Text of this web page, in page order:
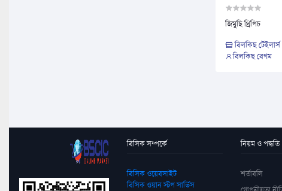
জিমুছি থ্রিপিচ
বিলকিছ
বিলকিছ বেগম
বিসিক সম্পর্কে
বিসিক ওয়েবসাইট
বিসিক ওয়ান স্টপ সার্ভিস
নিয়ম ও পদ্ধতি
শর্তাবলি